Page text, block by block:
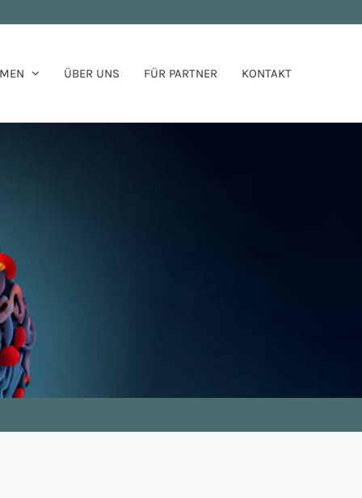
ÜBER UNS FÜR PARTNER KONTAKT